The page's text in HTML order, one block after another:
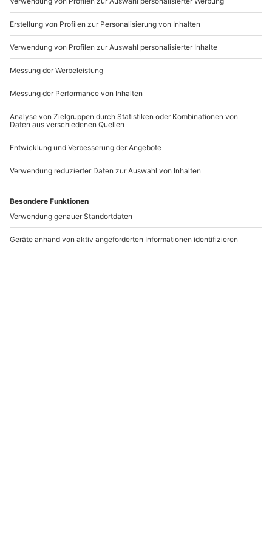
b2b@mydays.de
www.b2b.mydays.de/
Artikelnummer:45021
Andere Produkte entdecken
Weinverkostung mit
Schokoladenverkostung